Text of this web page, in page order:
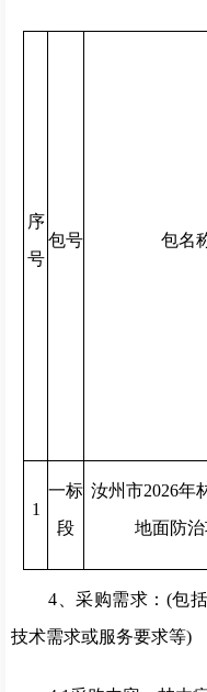
序
号
包号 包名
1
一标
段
汝州市2026年
地面防治
4、采购需求：(包
技术需求或服务要求等)